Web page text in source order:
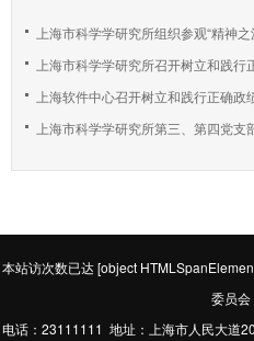
上海市科学学研究所组织参观“精神
上海市科学学研究所召开树立和践行
上海软件中心召开树立和践行正确政
上海市科学学研究所第三、第四党支
本站访次数已达[object
委员会
电话：23111111 地址：上海市人民大道